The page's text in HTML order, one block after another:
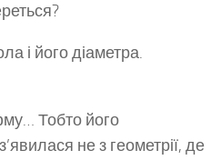
і його діаметра.
Тобто його
не з геометрії, де